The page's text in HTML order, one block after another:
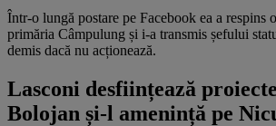
Într-o lungă postare pe Facebook ea a respins
primăria Câmpulung și i-a transmis șefului
demis dacă nu acționează.
Lasconi desființează
Bolojan și-l amenință pe